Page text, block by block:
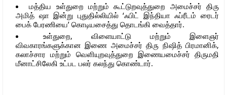
மத்திய உள்துறை மற்றும் கூட்டுறவுத்துறை அமைச்சர் திரு
அமித் ஷா இன்று புதுதில்லியில் ‘ஃபிட் இந்தியா ஃப்ரீடம் ரைடர்
பைக் பேரணியை’ கொடியசைத்து தொடங்கி வைத்தார்.
உள்துறை, விளையாட்டு மற்றும் இளைஞர்
விவகாரங்களுக்கான இணை அமைச்சர் திரு நிஷித் பிரமானிக்,
கலாச்சார மற்றும் வெளியுறவுத்துறை இணையமைச்சர் திருமதி
மீனாட்சிலேகி உட்பட பலர் கலந்து கொண்டார்.